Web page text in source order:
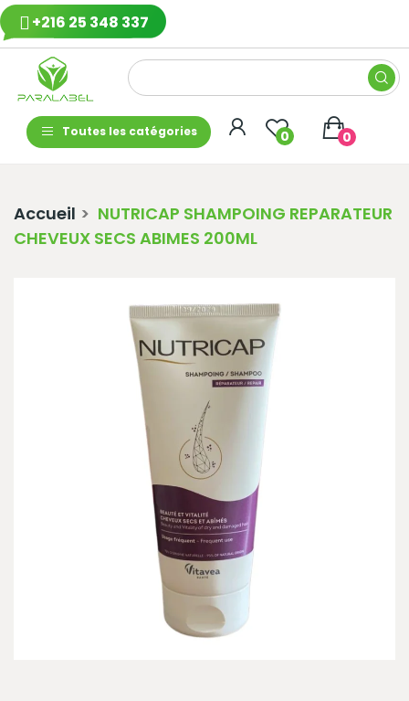
+216 25 348 337
Toutes les catégories 0 0
Accueil
NUTRICAP SHAMPOING REPARATEUR
CHEVEUX SECS ABIMES 200ML